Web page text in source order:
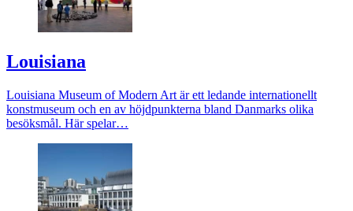
Louisiana
Louisiana Museum of Modern Art är ett ledande internationellt
konstmuseum och en av höjdpunkterna bland Danmarks olika
besöksmål. Här spelar…